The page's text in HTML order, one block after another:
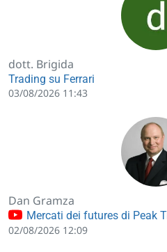
dott. Brigida
Trading su Ferrari
03/08/2026 11:43
Dan Gramza
Mercati dei futures di Peak
02/08/2026 12:09